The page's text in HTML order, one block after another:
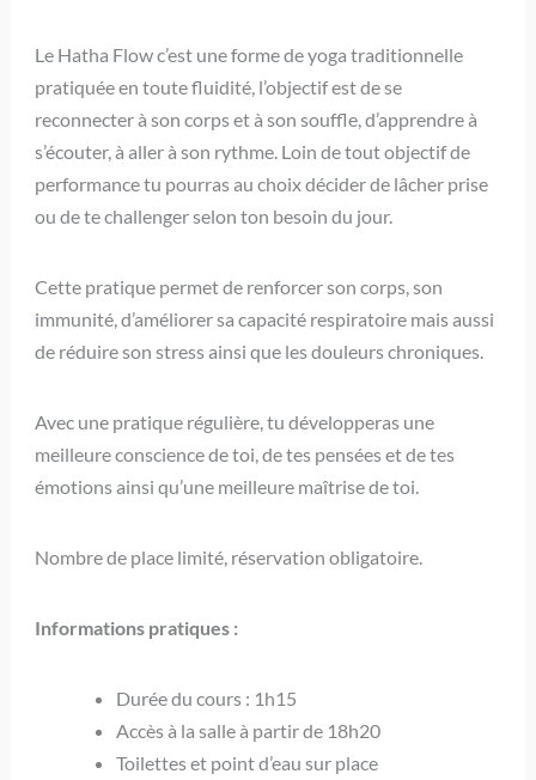
Le Hatha Flow c’est une forme de yoga traditionnelle
pratiquée en toute fluidité, l’objectif est de se
reconnecter à son corps et à son souffle, d’apprendre à
s’écouter, à aller à son rythme. Loin de tout objectif de
performance tu pourras au choix décider de lâcher prise
ou de te challenger selon ton besoin du jour.
Cette pratique permet de renforcer son corps, son
immunité, d’améliorer sa capacité respiratoire mais aussi
de réduire son stress ainsi que les douleurs chroniques.
Avec une pratique régulière, tu développeras une
meilleure conscience de toi, de tes pensées et de tes
émotions ainsi qu’une meilleure maîtrise de toi.
Nombre de place limité, réservation obligatoire.
Informations pratiques :
Durée du cours : 1h15
Accès à la salle à partir de 18h20
Toilettes et point d’eau sur place